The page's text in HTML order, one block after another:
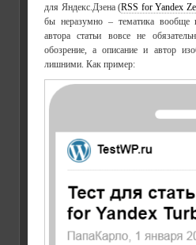
для Яндекс.Дзена (RSS for Yandex
бы неразумно – тематика вообще
автора статьи вовсе не
обозрение, а описание и автор
лишними. Как пример: